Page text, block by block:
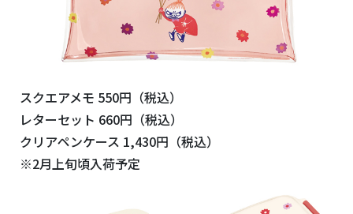
スクエアメモ 550円（税込）
レターセット 660円（税込）
クリアペンケース 1,430円（税込）
※2月上旬頃入荷予定